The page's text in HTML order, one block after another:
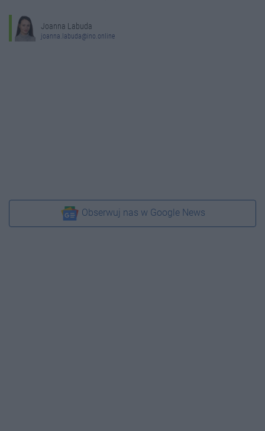
Joanna Labuda
joanna.labuda@ino.online
Obserwuj nas w Google News